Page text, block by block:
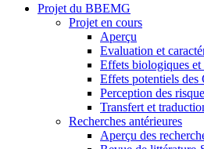
search
Menu
Projet du BBEMG
Projet en cours
Aperçu
Evaluation et
Effets biologiques et
Effets potentiels
Perception des
Transfert et
Recherches antérieures
Aperçu des